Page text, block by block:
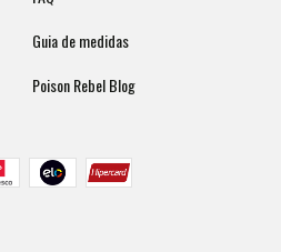
Guia de medidas
Poison Rebel Blog